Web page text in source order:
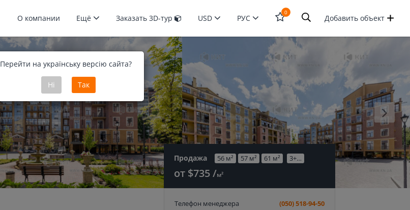
О компании Ещё Заказать 3D-тур USD РУС
0
Открыть
поиска
Добавить объект
Перейти на українську версію сайта?
Ні Так
Продажа 56 м² 57 м² 61 м² 3+…
от $735 /м²
Телефон менеджера (050) 518-94-50